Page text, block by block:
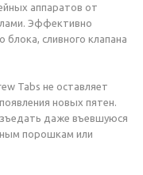
аппаратов от
Эффективно
сливного клапана
Tabs не оставляет
новых пятен.
даже въевшуюся
порошкам или